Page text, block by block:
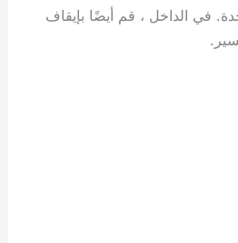
في الداخل ، قم أيضًا بإيقاف